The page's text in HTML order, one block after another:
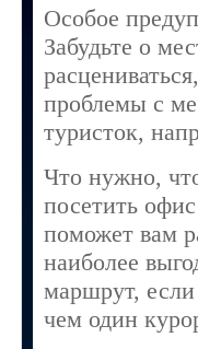
Особое
Забудьте о
проблемы с
туристок,
Что нужно,
посетить
поможет вам
наиболее
маршрут, если
чем один